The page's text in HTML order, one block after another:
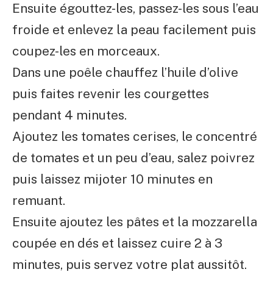
Ensuite égouttez-les, passez-les sous l’eau
froide et enlevez la peau facilement puis
coupez-les en morceaux.
Dans une poêle chauffez l’huile d’olive
puis faites revenir les courgettes
pendant 4 minutes.
Ajoutez les tomates cerises, le concentré
de tomates et un peu d’eau, salez poivrez
puis laissez mijoter 10 minutes en
remuant.
Ensuite ajoutez les pâtes et la mozzarella
coupée en dés et laissez cuire 2 à 3
minutes, puis servez votre plat aussitôt.